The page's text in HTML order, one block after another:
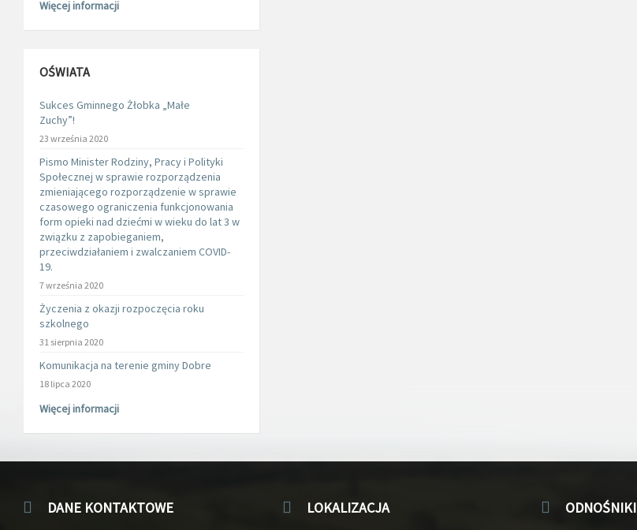
Więcej informacji
OŚWIATA
Sukces Gminnego Żłobka „Małe
Zuchy”!
23 września 2020
Pismo Minister Rodziny, Pracy i Polityki
Społecznej w sprawie rozporządzenia
zmieniającego rozporządzenie w sprawie
czasowego ograniczenia funkcjonowania
form opieki nad dziećmi w wieku do lat 3 w
związku z zapobieganiem,
przeciwdziałaniem i zwalczaniem COVID-
19.
7 września 2020
Życzenia z okazji rozpoczęcia roku
szkolnego
31 sierpnia 2020
Komunikacja na terenie gminy Dobre
18 lipca 2020
Więcej informacji
DANE KONTAKTOWE LOKALIZACJA ODNOŚNIKI